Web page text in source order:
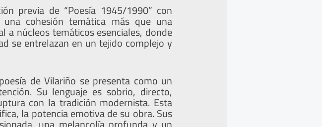
previa de “Poesía 1945/1990” con
cohesión temática más que una
a núcleos temáticos esenciales, donde
se entrelazan en un tejido complejo y
de Vilariño se presenta como un
Su lenguaje es sobrio, directo,
con la tradición modernista. Esta
la potencia emotiva de su obra. Sus